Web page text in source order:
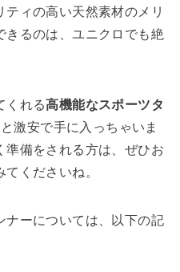
ティの高い天然素材のメリ
きるのは、ユニクロでも絶
くれる高機能なスポーツタ
と激安で手に入っちゃいま
準備をされる方は、ぜひお
くださいね。
ナーについては、以下の記